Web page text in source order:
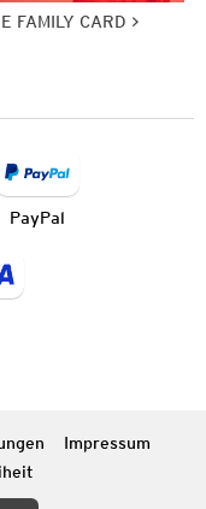
FAMILY CARD
PayPal
Impressum